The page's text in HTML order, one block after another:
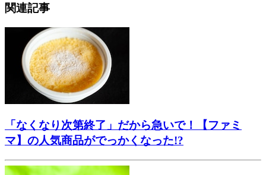
関連記事
「なくなり次第終了」だから急いで！【ファミ
マ】の人気商品がでっかくなった!?